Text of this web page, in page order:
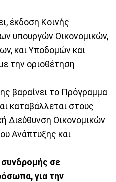
έκδοση Κοινής
υπουργών Οικονομικών,
και Υποδομών και
την οριοθέτηση
βαραίνει το Πρόγραμμα
καταβάλλεται στους
Διεύθυνση Οικονομικών
Ανάπτυξης και
συνδρομής σε
για την